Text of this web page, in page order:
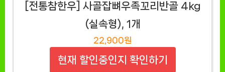
[전통참한우] 사골잡뼈우족꼬리반골 4kg
(실속형), 1개
22,900원
현재 할인중인지 확인하기